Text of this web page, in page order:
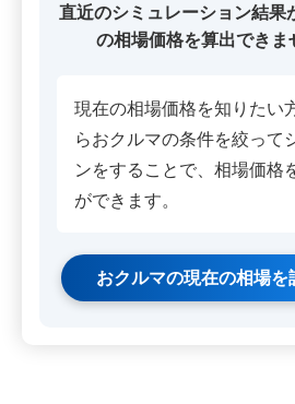
直近のシミュレーション結果
の相場価格を算出できま
現在の相場価格を知りたい
らおクルマの条件を絞って
ンをすることで、相場価格
ができます。
おクルマの現在の相場を